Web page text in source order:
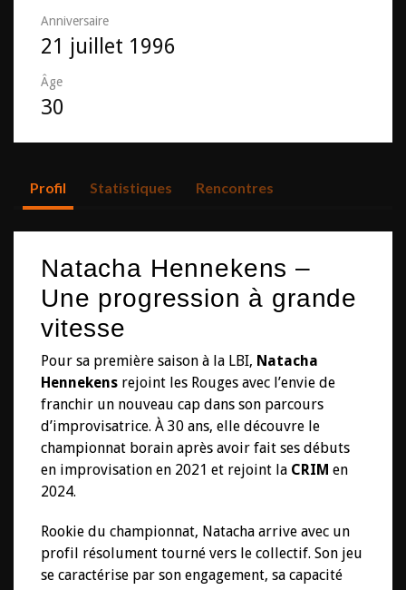
Anniversaire
21 juillet 1996
Âge
30
Profil Statistiques Rencontres
Natacha Hennekens –
Une progression à grande
vitesse
Pour sa première saison à la LBI, Natacha
Hennekens rejoint les Rouges avec l’envie de
franchir un nouveau cap dans son parcours
d’improvisatrice. À 30 ans, elle découvre le
championnat borain après avoir fait ses débuts
en improvisation en 2021 et rejoint la CRIM en
2024.
Rookie du championnat, Natacha arrive avec un
profil résolument tourné vers le collectif. Son jeu
se caractérise par son engagement, sa capacité